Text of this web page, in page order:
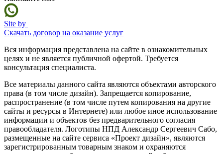
Site by
Скачать договор на оказание услуг
Вся информация представлена на сайте в ознакомительных
целях и не является публичной офертой. Требуется
консультация специалиста.
Все материалы данного сайта являются объектами авторского
права (в том числе дизайн). Запрещается копирование,
распространение (в том числе путем копирования на другие
сайты и ресурсы в Интернете) или любое иное использование
информации и объектов без предварительного согласия
правообладателя. Логотипы НПД Александр Сергеевич Сабо,
размещенные на сайте сервиса «Проект дизайн», являются
зарегистрированным товарным знаком и охраняются